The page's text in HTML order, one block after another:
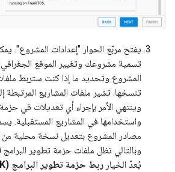
يفتح مربّع الحوار "إعدادات المشروع".
تسمية مشروعك وتغيير الموقع الجغرافي
المشروع وتحديد ما إذا كنت ستربط
واستخدامها في المشاريع المستقبلية.
مصادر المشروع بتعديل نسخة محلية من
يُعدّ الخيار